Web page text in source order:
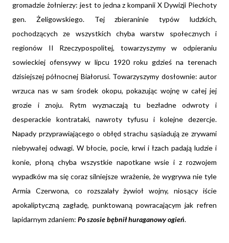
gromadzie żołnierzy: jest to jedna z kompanii X Dywizji Piechoty
gen. Żeligowskiego. Tej zbieraninie typów ludzkich,
pochodzących ze wszystkich chyba warstw społecznych i
regionów II Rzeczypospolitej, towarzyszymy w odpieraniu
sowieckiej ofensywy w lipcu 1920 roku gdzieś na terenach
dzisiejszej północnej Białorusi. Towarzyszymy dosłownie: autor
wrzuca nas w sam środek okopu, pokazując wojnę w całej jej
grozie i znoju. Rytm wyznaczają tu bezładne odwroty i
desperackie kontrataki, nawroty tyfusu i kolejne dezercje.
Napady przyprawiającego o obłęd strachu sąsiadują ze zrywami
niebywałej odwagi. W błocie, pocie, krwi i łzach padają ludzie i
konie, płoną chyba wszystkie napotkane wsie i z rozwojem
wypadków ma się coraz silniejsze wrażenie, że wygrywa nie tyle
Armia Czerwona, co rozszalały żywioł wojny, niosący iście
apokaliptyczną zagładę, punktowaną powracającym jak refren
lapidarnym zdaniem: Po szosie bębnił huraganowy ogień.